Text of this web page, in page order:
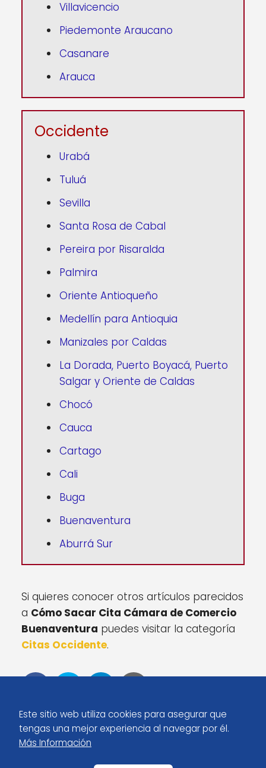
Villavicencio
Piedemonte Araucano
Casanare
Arauca
Occidente
Urabá
Tuluá
Sevilla
Santa Rosa de Cabal
Pereira por Risaralda
Palmira
Oriente Antioqueño
Medellín para Antioquia
Manizales por Caldas
La Dorada, Puerto Boyacá, Puerto
Salgar y Oriente de Caldas
Chocó
Cauca
Cartago
Cali
Buga
Buenaventura
Aburrá Sur
Si quieres conocer otros artículos parecidos
a Cómo Sacar Cita Cámara de Comercio
Buenaventura puedes visitar la categoría
Citas Occidente.
Cómo Sacar Cita Cámara de Comercio Buenaventura
Este sitio web utiliza cookies para asegurar que
tengas una mejor experiencia al navegar por él.
Más Información